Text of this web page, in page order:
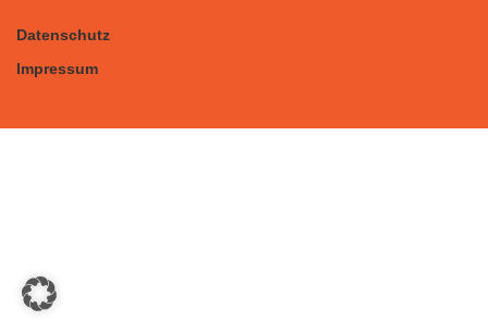
Datenschutz
Impressum